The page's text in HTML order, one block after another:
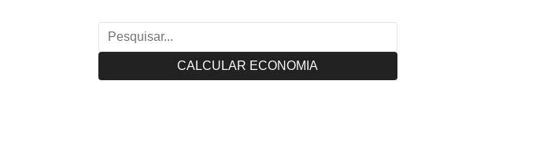
CALCULAR ECONOMIA